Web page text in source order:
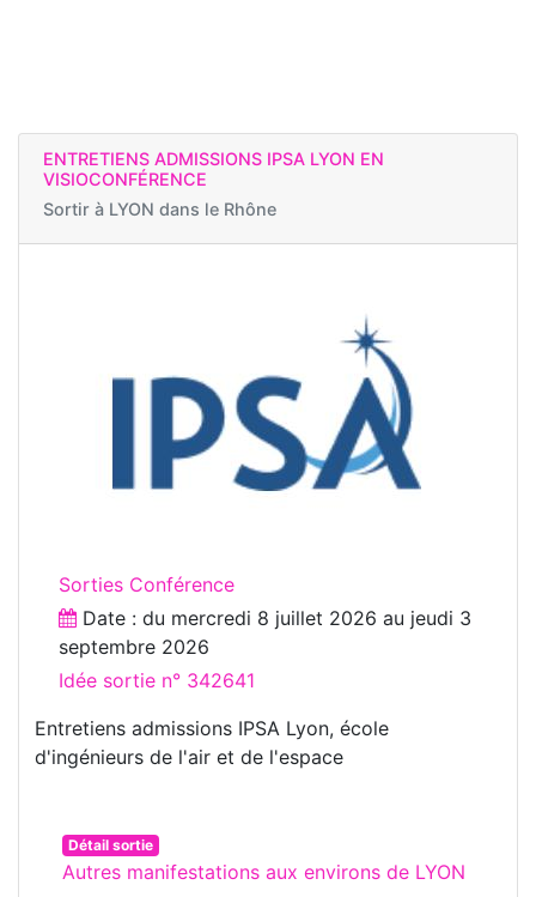
ENTRETIENS ADMISSIONS IPSA LYON EN
VISIOCONFÉRENCE
Sortir à LYON dans le Rhône
Sorties Conférence
Date : du mercredi 8 juillet 2026 au jeudi 3
septembre 2026
Idée sortie n° 342641
Entretiens admissions IPSA Lyon, école
d'ingénieurs de l'air et de l'espace
Détail sortie
Autres manifestations aux environs de LYON